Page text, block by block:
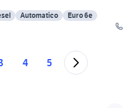
Automatico
Euro 6e
4 5